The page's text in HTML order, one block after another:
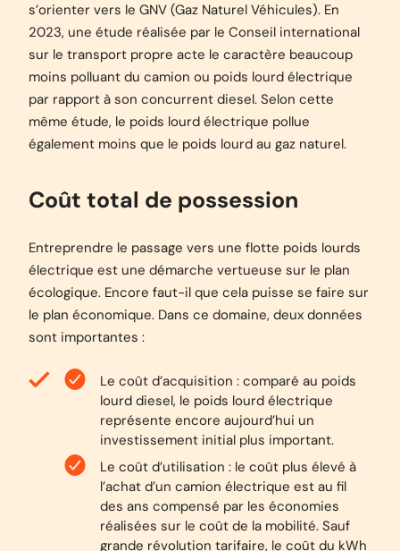
s’orienter vers le GNV (Gaz Naturel Véhicules). En
2023, une étude réalisée par le Conseil international
sur le transport propre acte le caractère beaucoup
moins polluant du camion ou poids lourd électrique
par rapport à son concurrent diesel. Selon cette
même étude, le poids lourd électrique pollue
également moins que le poids lourd au gaz naturel.
Coût total de possession
Entreprendre le passage vers une flotte poids lourds
électrique est une démarche vertueuse sur le plan
écologique. Encore faut-il que cela puisse se faire sur
le plan économique. Dans ce domaine, deux données
sont importantes :
Le coût d’acquisition : comparé au poids
lourd diesel, le poids lourd électrique
représente encore aujourd’hui un
investissement initial plus important.
Le coût d’utilisation : le coût plus élevé à
l’achat d’un camion électrique est au fil
des ans compensé par les économies
réalisées sur le coût de la mobilité. Sauf
grande révolution tarifaire, le coût du kWh